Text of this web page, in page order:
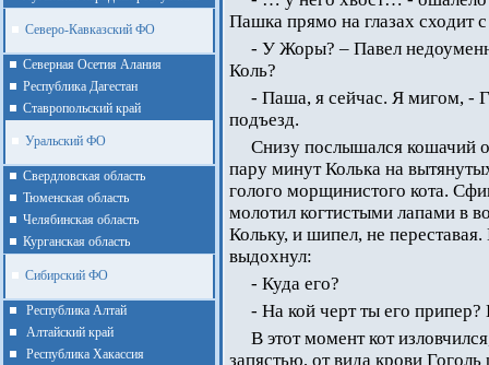
Северо-Кавказский ФО
Северная Осетия Алания
Республика Дагестан
Ставропольский край
Уральский ФО
Cвердловская область
Тюменская область
Челябинская область
Курганская область
Сибирский ФО
Республика Алтай
Алтайcкий край
Республика Хакассия
Пашка прямо на глазах сходит
- У Жоры? – Павел
Коль?
- Паша, я сейчас. Я мигом, -
подъезд.
Снизу послышался кошачий
пару минут Колька на
голого морщинистого кота.
молотил когтистыми лапами в
Кольку, и шипел, не
выдохнул:
- Куда его?
- На кой черт ты его
В этот момент кот
запястью, от вида крови Гоголь